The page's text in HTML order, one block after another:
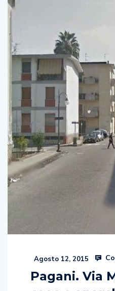
Agosto 12, 2015
Pagani. Via